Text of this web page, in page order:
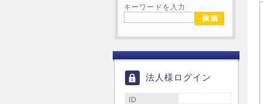
キーワードを入力
法人様ログイン
ID